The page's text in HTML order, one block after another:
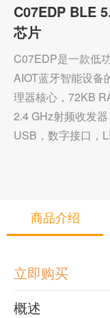
C07EDP BLE
芯片
C07EDP是一款低
AIOT蓝牙智能设备
理器核心，72KB
2.4 GHz射频收发
USB，数字接口，
商品介绍
立即购买
概述